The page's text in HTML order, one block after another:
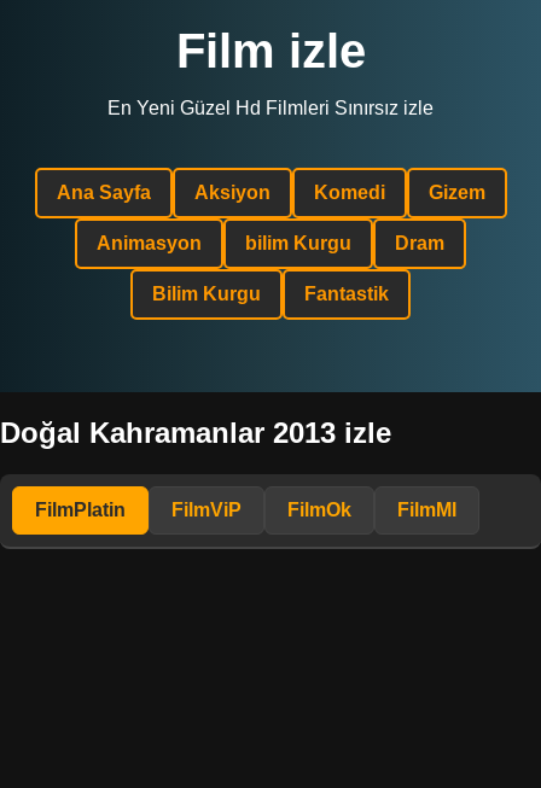
Film izle
En Yeni Güzel Hd Filmleri Sınırsız izle
Ana Sayfa Aksiyon Komedi Gizem
Animasyon bilim Kurgu Dram
Bilim Kurgu Fantastik
Doğal Kahramanlar 2013 izle
FilmPlatin FilmViP FilmOk FilmMl